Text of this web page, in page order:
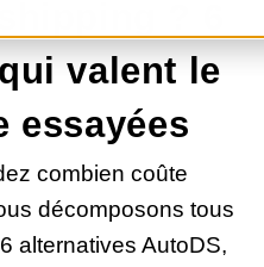
valent le
essayées
combien coûte
décomposons tous
alternatives AutoDS,